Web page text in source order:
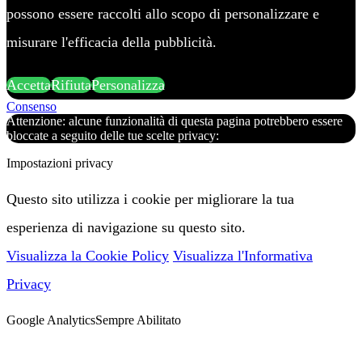
possono essere raccolti allo scopo di personalizzare e
misurare l'efficacia della pubblicità.
AccettaRifiutaPersonalizza
Consenso
Attenzione: alcune funzionalità di questa pagina potrebbero essere
bloccate a seguito delle tue scelte privacy:
Impostazioni privacy
Questo sito utilizza i cookie per migliorare la tua
esperienza di navigazione su questo sito.
Visualizza la Cookie Policy Visualizza l'Informativa
Privacy
Google AnalyticsSempre Abilitato